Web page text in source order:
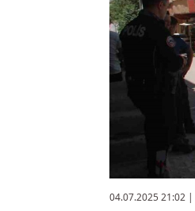
04.07.2025 21:02 |